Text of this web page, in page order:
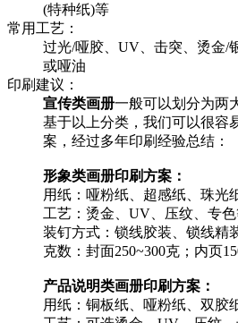
(特种纸)等
常用工艺：
过光/哑胶、UV、击突、烫金/
或哑油
印刷建议：
宣传类画册一般可以划分为两
基于以上分类，我们可以很容
案，经过多年印刷经验总结：
形象类画册印刷方案：
用纸：哑粉纸、超感纸、珠光
工艺：烫金、UV、压纹、专
装钉方式：锁线胶装、锁线精
克数：封面250~300克；内页
产品说明类画册印刷方案：
用纸：铜板纸、哑粉纸、双胶